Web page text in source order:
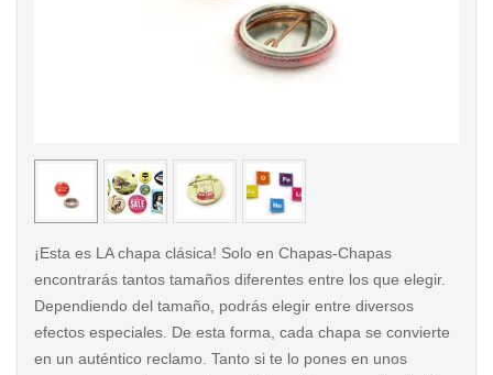
< /picture>
¡Esta es LA chapa clásica! Solo en Chapas-Chapas
encontrarás tantos tamaños diferentes entre los que elegir.
Dependiendo del tamaño, podrás elegir entre diversos
efectos especiales. De esta forma, cada chapa se convierte
en un auténtico reclamo. Tanto si te lo pones en unos